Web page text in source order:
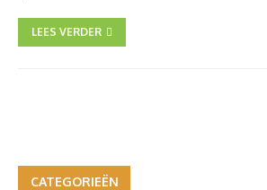
LEES VERDER
CATEGORIEËN